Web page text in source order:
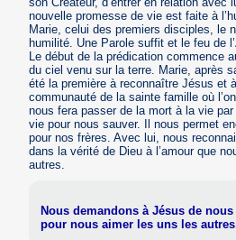
nouvelle promesse de vie est faite à
Marie, celui des premiers disciples, le
humilité. Une Parole suffit et le feu de
Le début de la prédication commence
du ciel venu sur la terre. Marie, après
été la première à reconnaître Jésus et
communauté de la sainte famille où
nous fera passer de la mort à la vie
vie pour nous sauver. Il nous permet
pour nos frères. Avec lui, nous
dans la vérité de Dieu à l’amour que
autres.
Nous demandons à Jésus de
pour nous aimer les uns les